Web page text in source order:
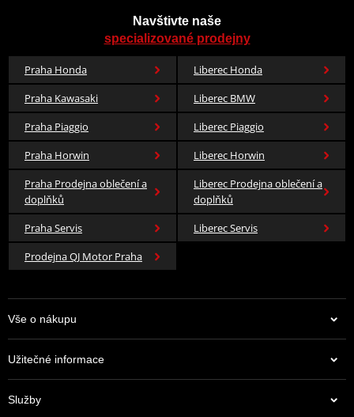
Navštivte naše
specializované prodejny
Praha Honda
Liberec Honda
Praha Kawasaki
Liberec BMW
Praha Piaggio
Liberec Piaggio
Praha Horwin
Liberec Horwin
Praha Prodejna oblečení a
doplňků
Liberec Prodejna oblečení a
doplňků
Praha Servis
Liberec Servis
Prodejna QJ Motor Praha
Vše o nákupu
Užitečné informace
Služby